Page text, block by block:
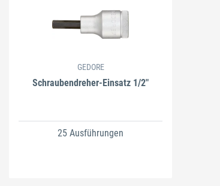
GEDORE
Schraubendreher-Einsatz 1/2"
25 Ausführungen